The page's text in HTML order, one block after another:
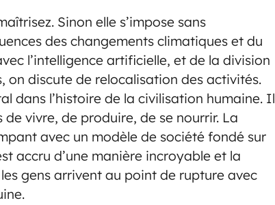
Sinon elle s’impose sans
des changements climatiques et du
l’intelligence artificielle, et de la division
on discute de relocalisation des activités.
dans l’histoire de la civilisation humaine. Il
vivre, de produire, de se nourrir. La
avec un modèle de société fondé sur
accru d’une manière incroyable et la
gens arrivent au point de rupture avec